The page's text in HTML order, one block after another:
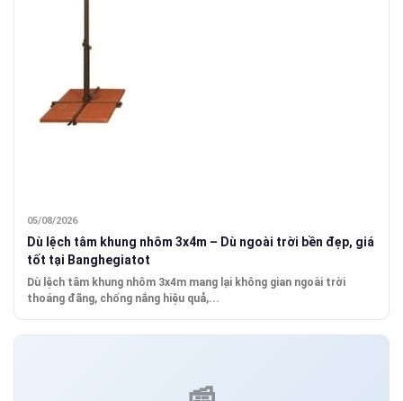
05/08/2026
Dù lệch tâm khung nhôm 3x4m – Dù ngoài trời bền đẹp, giá
tốt tại Banghegiatot
Dù lệch tâm khung nhôm 3x4m mang lại không gian ngoài trời
thoáng đãng, chống nắng hiệu quả,...